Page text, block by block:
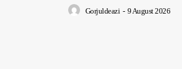
Gorjuldeazi - 9 August 2026